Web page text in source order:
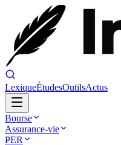
LexiqueÉtudesOutilsActus
Bourse
Assurance-vie
PER